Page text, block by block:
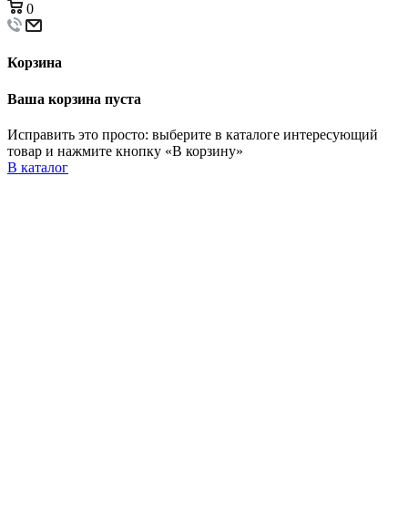
0
Корзина
Ваша корзина пуста
Исправить это просто: выберите в каталоге интересующий
товар и нажмите кнопку «В корзину»
В каталог